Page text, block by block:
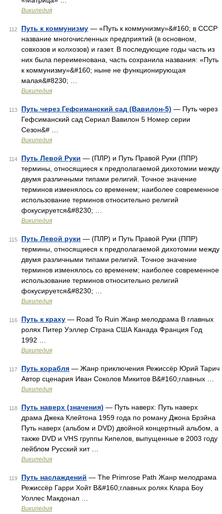
Википедия
112 Путь к коммунизму — «Путь к коммунизму»&#160; в СССР
название многочисленных предприятий (в основном,
совхозов и колхозов) и газет. В последующие годы часть из
них была переименована, часть сохранила названия: «Путь
к коммунизму»&#160; ныне не функционирующая
малая&#8230; …
Википедия
113 Путь через Гефсиманский сад (Вавилон-5) — Путь через
Гефсиманский сад Сериал Вавилон 5 Номер серии
Сезон&# …
Википедия
114 Путь Левой Руки — (ПЛР) и Путь Правой Руки (ППР)
термины, относящиеся к предполагаемой дихотомии между
двумя различными типами религий. Точное значение
терминов изменялось со временем; наиболее современное
использование терминов относительно религий
фокусируется&#8230; …
Википедия
115 Путь Левой руки — (ПЛР) и Путь Правой Руки (ППР)
термины, относящиеся к предполагаемой дихотомии между
двумя различными типами религий. Точное значение
терминов изменялось со временем; наиболее современное
использование терминов относительно религий
фокусируется&#8230; …
Википедия
116 Путь к краху — Road To Ruin Жанр мелодрама В главных
ролях Питер Уэллер Страна США Канада Франция Год
1992 …
Википедия
117 Путь корабля — Жанр приключения Режиссёр Юрий Тарич
Автор сценария Иван Соколов Микитов В&#160;главных …
Википедия
118 Путь наверх (значения) — Путь наверх: Путь наверх
драма Джека Клейтона 1959 года по роману Джона Брэйна
Путь наверх (альбом и DVD) двойной концертный альбом, а
также DVD и VHS группы Кипелов, выпущенные в 2003 году
лейблом Русский хит …
Википедия
119 Путь наслаждений — The Primrose Path Жанр мелодрама
Режиссёр Гарри Хойт В&#160;главных ролях Клара Боу
Уоллес Макдонал …
Википедия